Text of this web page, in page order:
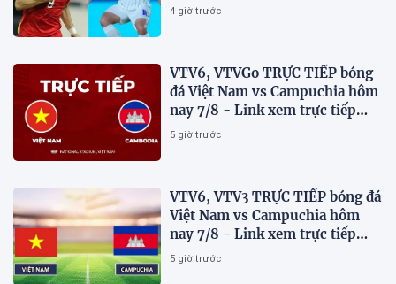
Lan ở chung kết?
4 giờ trước
VTV6, VTVGo TRỰC TIẾP bóng
đá Việt Nam vs Campuchia hôm
nay 7/8 - Link xem trực tiếp
AFF Cup 2026 mới nhất
5 giờ trước
VTV6, VTV3 TRỰC TIẾP bóng đá
Việt Nam vs Campuchia hôm
nay 7/8 - Link xem trực tiếp
AFF Cup 2026 mới nhất
5 giờ trước